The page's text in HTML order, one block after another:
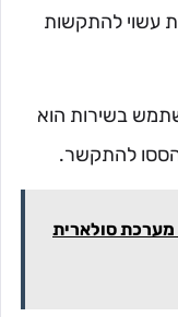
עשוי להתקשות
בשירות הוא
להתקשר.
מערכת סולארית